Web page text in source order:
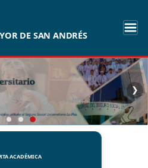
DE SAN ANDRÉS
❯
ACADÉMICA